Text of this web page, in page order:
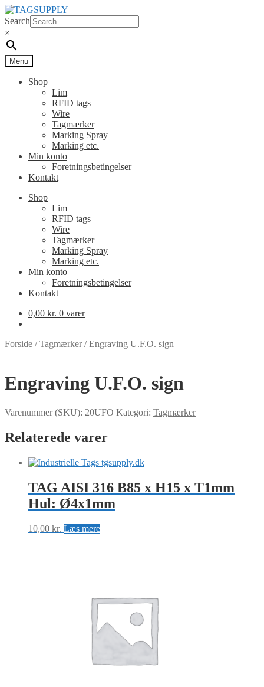
Spring
til
navigation
Spring
til
indhold
Search
×
Menu
Shop
Lim
RFID tags
Wire
Tagmærker
Marking Spray
Marking etc.
Min konto
Foretningsbetingelser
Kontakt
Shop
Lim
RFID tags
Wire
Tagmærker
Marking Spray
Marking etc.
Min konto
Foretningsbetingelser
Kontakt
0,00 kr. 0 varer
Forside /Tagmærker/Engraving U.F.O. sign
Engraving U.F.O. sign
Varenummer (SKU): 20UFO Kategori: Tagmærker
Relaterede varer
TAG AISI 316 B85 x H15 x T1mm
Hul: Ø4x1mm
10,00 kr. Læs mere